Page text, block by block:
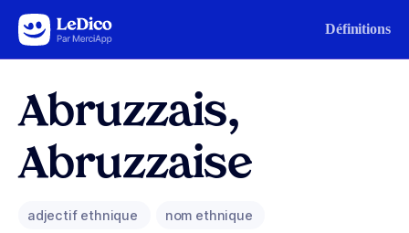
Aller au contenu Définitions
Abruzzais,
Abruzzaise
adjectif ethnique nom ethnique